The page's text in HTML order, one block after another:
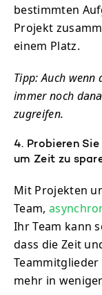
bestimmten
Projekt
einem Platz.
Tipp: Auch wenn
immer noch
zugreifen.
4. Probieren
um Zeit zu
Mit Projekten
Team,
Ihr Team kann
dass die Zeit
mehr in